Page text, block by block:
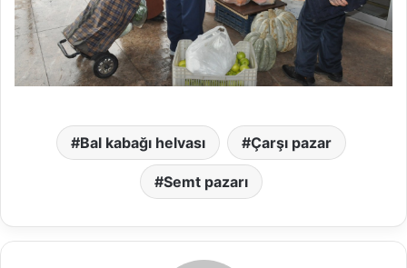
Bal kabağı helvası Çarşı pazar
Semt pazarı